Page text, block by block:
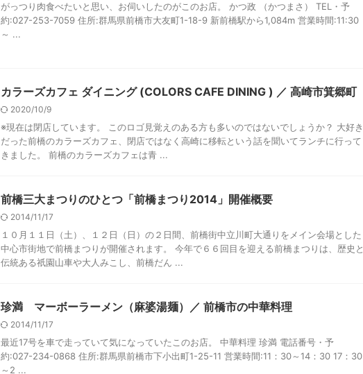
がっつり肉食べたいと思い、お伺いしたのがこのお店。 かつ政 （かつまさ） TEL・予
約:027-253-7059 住所:群馬県前橋市大友町1-18-9 新前橋駅から1,084m 営業時間:11:30
～ ...
カラーズカフェ ダイニング (COLORS CAFE DINING ) ／ 高崎市箕郷町
2020/10/9
※現在は閉店しています。 このロゴ見覚えのある方も多いのではないでしょうか？ 大好き
だった前橋のカラーズカフェ、閉店ではなく高崎に移転という話を聞いてランチに行って
きました。 前橋のカラーズカフェは青 ...
前橋三大まつりのひとつ「前橋まつり2014」開催概要
2014/11/17
１０月１１日（土）、１２日（日）の２日間、前橋街中立川町大通りをメイン会場とした
中心市街地で前橋まつりが開催されます。 今年で６６回目を迎える前橋まつりは、歴史と
伝統ある祇園山車や大人みこし、前橋だん ...
珍満 マーボーラーメン（麻婆湯麺）／ 前橋市の中華料理
2014/11/17
最近17号を車で走っていて気になっていたこのお店。 中華料理 珍満 電話番号・予
約:027-234-0868 住所:群馬県前橋市下小出町1-25-11 営業時間:11：30～14：30 17：30
～2 ...